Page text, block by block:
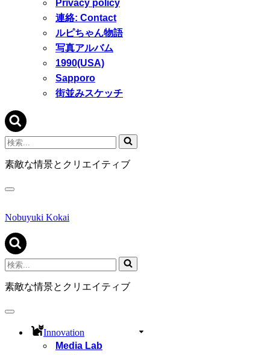
Privacy policy
連絡: Contact
ルピちゃん物語
写真アルバム
1990(USA)
Sapporo
街並みスケッチ
検
索...
素敵な情景とクリエイティブ
ナ
ゲ
シ
ョ
ン
メ
ニ
ュ
Nobuyuki Kokai
検
索...
素敵な情景とクリエイティブ
ナ
Innovation
Media Lab